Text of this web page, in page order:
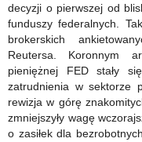
decyzji o pierwszej od
funduszy federalnych.
brokerskich
Reutersa. Koronnym
pieniężnej FED stały
zatrudnienia w sektorze
rewizja w górę
zmniejszyły wagę
o zasiłek dla